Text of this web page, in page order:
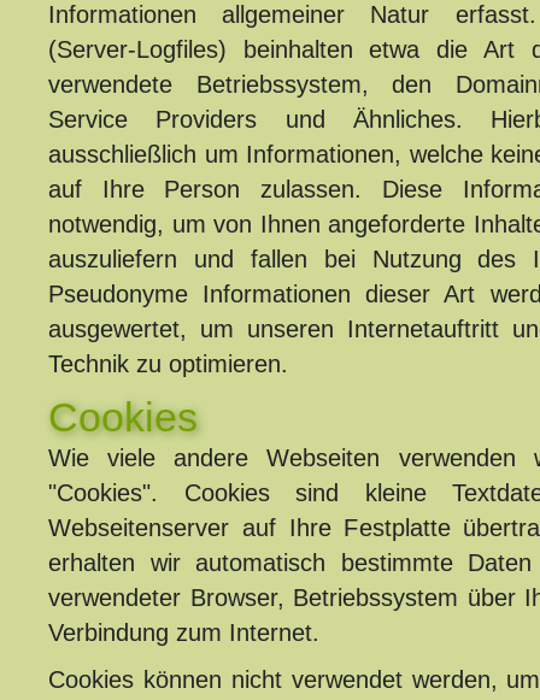
Informationen allgemeiner Natur
(Server-Logfiles) beinhalten etwa die Art
verwendete Betriebssystem, den
Service Providers und Ähnliches.
ausschließlich um Informationen, welche
auf Ihre Person zulassen. Diese
notwendig, um von Ihnen angeforderte
auszuliefern und fallen bei Nutzung des
Pseudonyme Informationen dieser Art
ausgewertet, um unseren Internetauftritt
Technik zu optimieren.
Cookies
Wie viele andere Webseiten verwenden
"Cookies". Cookies sind kleine
Webseitenserver auf Ihre Festplatte
erhalten wir automatisch bestimmte
verwendeter Browser, Betriebssystem über
Verbindung zum Internet.
Cookies können nicht verwendet werden,